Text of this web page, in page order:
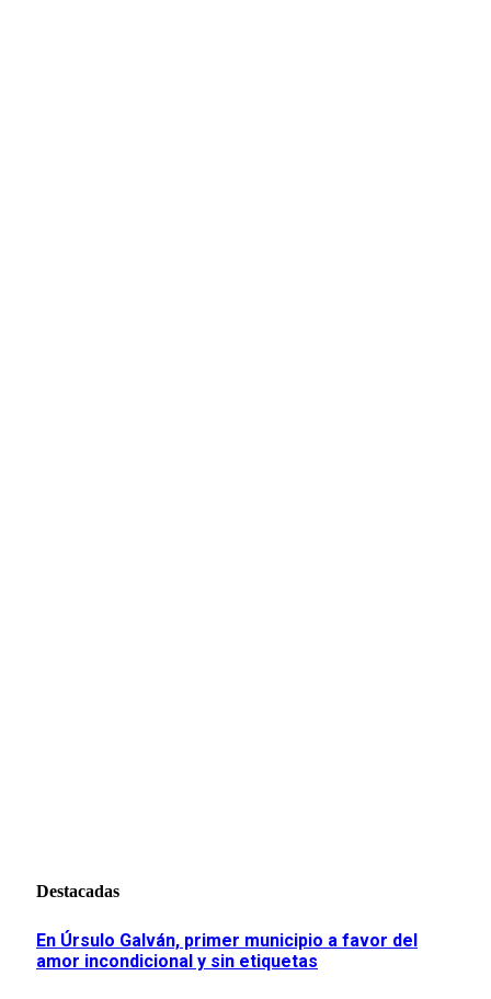
Destacadas
En Úrsulo Galván, primer municipio a favor del
amor incondicional y sin etiquetas